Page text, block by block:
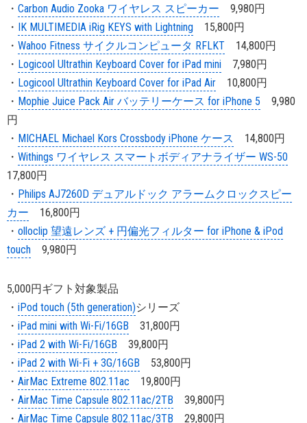
・ Carbon Audio Zooka ワイヤレス スピーカー 9,980円
・ IK MULTIMEDIA iRig KEYS with Lightning 15,800円
・ Wahoo Fitness サイクルコンピュータ RFLKT 14,800円
・ Logicool Ultrathin Keyboard Cover for iPad mini 7,980円
・ Logicool Ultrathin Keyboard Cover for iPad Air 10,800円
・ Mophie Juice Pack Air バッテリーケース for iPhone 5 9,980
円
・ MICHAEL Michael Kors Crossbody iPhone ケース
14,800円
・ Withings ワイヤレス スマートボディアナライザー WS-50
17,800円
・ Philips AJ7260D デュアルドック アラームクロックスピー
カー 16,800円
・ olloclip 望遠レンズ + 円偏光フィルター for iPhone & iPod
touch 9,980円
5,000円ギフト対象製品
・ iPod touch (5th generation)シリーズ
・ iPad mini with Wi-Fi/16GB 31,800円
・ iPad 2 with Wi-Fi/16GB 39,800円
・ iPad 2 with Wi-Fi + 3G/16GB 53,800円
・ AirMac Extreme 802.11ac 19,800円
・ AirMac Time Capsule 802.11ac/2TB 39,800円
・ AirMac Time Capsule 802.11ac/3TB 29,800円